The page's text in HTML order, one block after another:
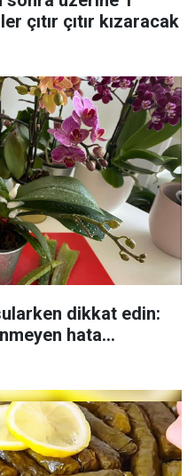
çıtır çıtır kızaracak
dikkat edin:
hata...